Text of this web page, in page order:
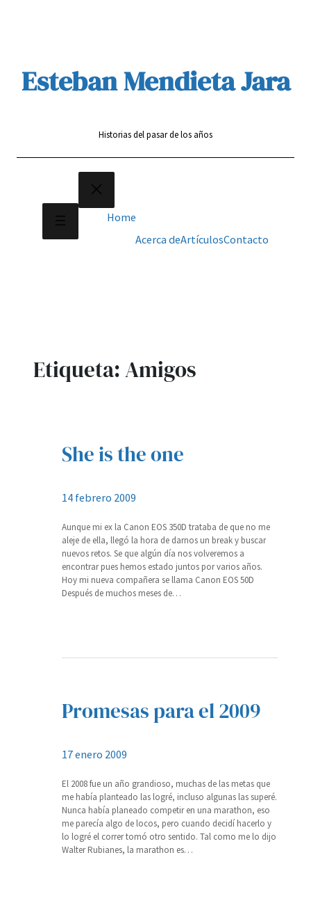
Esteban Mendieta Jara
Historias del pasar de los años
Home
Acerca deArtículosContacto
Etiqueta:Amigos
She is the one
14 febrero 2009
Aunque mi ex la Canon EOS 350D trataba de que no me
aleje de ella, llegó la hora de darnos un break y buscar
nuevos retos. Se que algún día nos volveremos a
encontrar pues hemos estado juntos por varios años.
Hoy mi nueva compañera se llama Canon EOS 50D
Después de muchos meses de…
Promesas para el 2009
17 enero 2009
El 2008 fue un año grandioso, muchas de las metas que
me había planteado las logré, incluso algunas las superé.
Nunca había planeado competir en una marathon, eso
me parecía algo de locos, pero cuando decidí hacerlo y
lo logré el correr tomó otro sentido. Tal como me lo dijo
Walter Rubianes, la marathon es…